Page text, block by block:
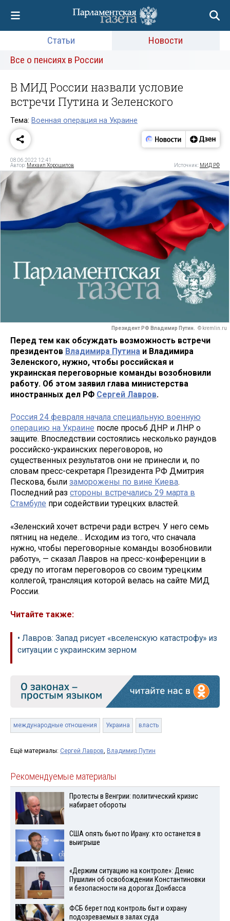
Статьи
Новости
Все о пенсиях в России
В МИД России назвали условие
встречи Путина и Зеленского
Тема: Военная операция на Украине
08.06.2022 12:41
Автор: Михаил Хорошилов Источник: МИД РФ
Президент РФ Владимир Путин. © kremlin.ru
Перед тем как обсуждать возможность встречи
президентов Владимира Путина и Владимира
Зеленского, нужно, чтобы российская и
украинская переговорные команды возобновили
работу. Об этом заявил глава министерства
иностранных дел РФ Сергей Лавров.
Россия 24 февраля начала специальную военную
операцию на Украине после просьб ДНР и ЛНР о
защите. Впоследствии состоялись несколько раундов
российско-украинских переговоров, но
существенных результатов они не принесли и, по
словам пресс-секретаря Президента РФ Дмитрия
Пескова, были заморожены по вине Киева.
Последний раз стороны встречались 29 марта в
Стамбуле при содействии турецких властей.
«Зеленский хочет встречи ради встреч. У него семь
пятниц на неделе… Исходим из того, что сначала
нужно, чтобы переговорные команды возобновили
работу», — сказал Лавров на пресс-конференции в
среду по итогам переговоров со своим турецким
коллегой, трансляция которой велась на сайте МИД
России.
Читайте также:
• Лавров: Запад рисует «вселенскую катастрофу» из
ситуации с украинским зерном
международные отношения Украина власть
Ещё материалы: Сергей Лавров, Владимир Путин
Рекомендуемые материалы
Протесты в Венгрии: политический кризис
набирает обороты
США опять бьют по Ирану: кто останется в
выигрыше
«Держим ситуацию на контроле»: Денис
Пушилин об освобождении Константиновки
и безопасности на дорогах Донбасса
ФСБ берет под контроль быт и охрану
подозреваемых в залах суда